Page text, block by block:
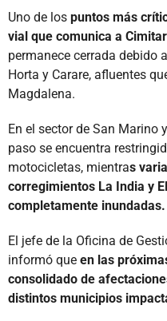
Uno de los puntos más
vial que comunica a
permanece cerrada debido
Horta y Carare, afluentes
Magdalena.
En el sector de San Marino
paso se encuentra
motocicletas, mientras
corregimientos La India y
completamente inundadas.
El jefe de la Oficina de
informó que en las
consolidado de
distintos municipios